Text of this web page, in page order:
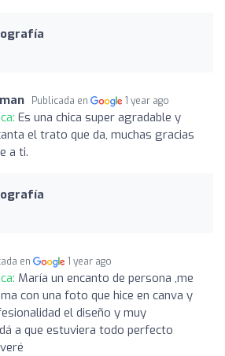
Publicada en 1 year ago
Es una chica super agradable y
el trato que da, muchas gracias
a ti.
en 1 year ago
María un encanto de persona ,me
con una foto que hice en canva y
el diseño y muy
a que estuviera todo perfecto